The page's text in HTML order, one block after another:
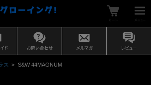
ス > S&W 44MAGNUM